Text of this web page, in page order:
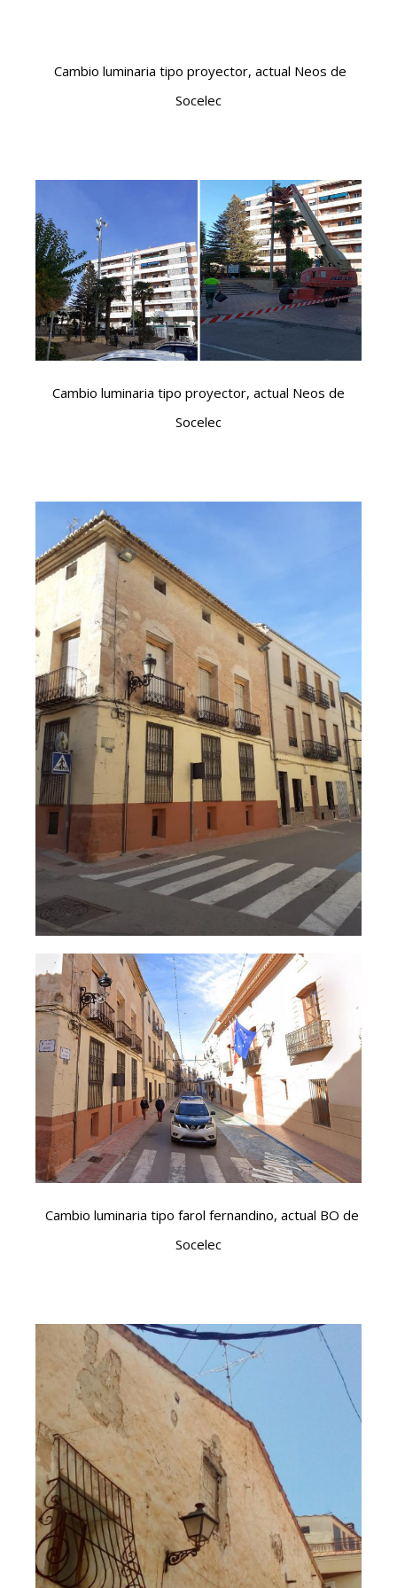
Cambio luminaria tipo proyector, actual Neos de
Socelec
Cambio luminaria tipo proyector, actual Neos de
Socelec
Cambio luminaria tipo farol fernandino, actual BO de
Socelec